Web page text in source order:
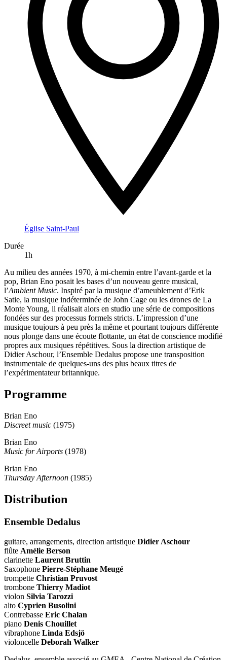
Église Saint-Paul
Durée
1h
Au milieu des années 1970, à mi-chemin entre l’avant-garde et la
pop, Brian Eno posait les bases d’un nouveau genre musical,
l’Ambient Music. Inspiré par la musique d’ameublement d’Erik
Satie, la musique indéterminée de John Cage ou les drones de La
Monte Young, il réalisait alors en studio une série de compositions
fondées sur des processus formels stricts. L’impression d’une
musique toujours à peu près la même et pourtant toujours différente
nous plonge dans une écoute flottante, un état de conscience modifié
propres aux musiques répétitives. Sous la direction artistique de
Didier Aschour, l’Ensemble Dedalus propose une transposition
instrumentale de quelques-uns des plus beaux titres de
l’expérimentateur britannique.
Programme
Brian Eno
Discreet music (1975)
Brian Eno
Music for Airports (1978)
Brian Eno
Thursday Afternoon (1985)
Distribution
Ensemble Dedalus
guitare, arrangements, direction artistique Didier Aschour
flûte Amélie Berson
clarinette Laurent Bruttin
Saxophone Pierre-Stéphane Meugé
trompette Christian Pruvost
trombone Thierry Madiot
violon Silvia Tarozzi
alto Cyprien Busolini
Contrebasse Eric Chalan
piano Denis Chouillet
vibraphone Linda Edsjö
violoncelle Deborah Walker